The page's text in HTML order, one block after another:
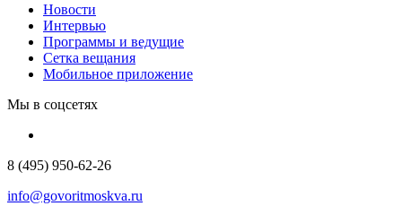
Новости
Интервью
Программы и ведущие
Сетка вещания
Мобильное приложение
Мы в соцсетях
8 (495) 950-62-26
info@govoritmoskva.ru